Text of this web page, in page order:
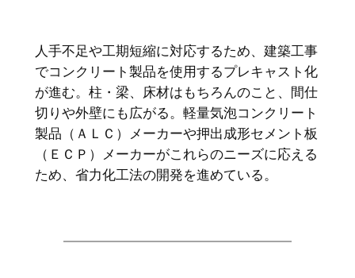
人手不足や工期短縮に対応するため、建築工事
でコンクリート製品を使用するプレキャスト化
が進む。柱・梁、床材はもちろんのこと、間仕
切りや外壁にも広がる。軽量気泡コンクリート
製品（ＡＬＣ）メーカーや押出成形セメント板
（ＥＣＰ）メーカーがこれらのニーズに応える
ため、省力化工法の開発を進めている。